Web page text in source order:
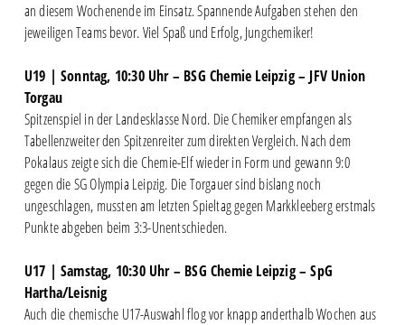
an diesem Wochenende im Einsatz. Spannende Aufgaben stehen den
jeweiligen Teams bevor. Viel Spaß und Erfolg, Jungchemiker!
U19 | Sonntag, 10:30 Uhr – BSG Chemie Leipzig – JFV Union
Torgau
Spitzenspiel in der Landesklasse Nord. Die Chemiker empfangen als
Tabellenzweiter den Spitzenreiter zum direkten Vergleich. Nach dem
Pokalaus zeigte sich die Chemie-Elf wieder in Form und gewann 9:0
gegen die SG Olympia Leipzig. Die Torgauer sind bislang noch
ungeschlagen, mussten am letzten Spieltag gegen Markkleeberg erstmals
Punkte abgeben beim 3:3-Unentschieden.
U17 | Samstag, 10:30 Uhr – BSG Chemie Leipzig – SpG
Hartha/Leisnig
Auch die chemische U17-Auswahl flog vor knapp anderthalb Wochen aus